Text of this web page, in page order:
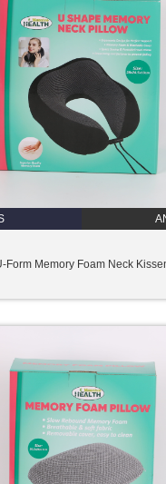
Form Memory Foam Neck